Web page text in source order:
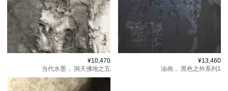
¥10,470
当代水墨， 洞天佛地之五
¥13,460
油画， 黑色之外系列1